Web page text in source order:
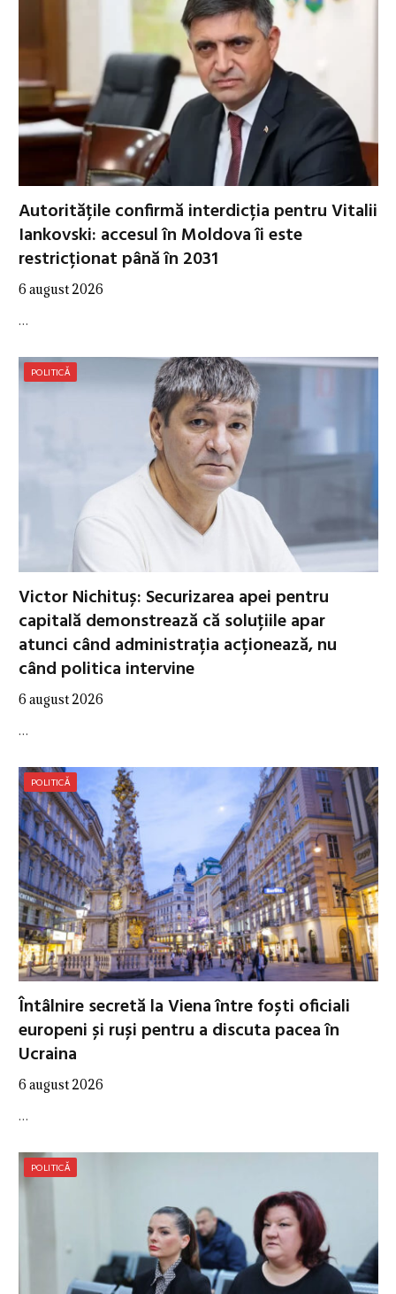
Autoritățile confirmă interdicția pentru Vitalii
Iankovski: accesul în Moldova îi este
restricționat până în 2031
6 august 2026
…
POLITICĂ
Victor Nichituș: Securizarea apei pentru
capitală demonstrează că soluțiile apar
atunci când administrația acționează, nu
când politica intervine
6 august 2026
…
POLITICĂ
Întâlnire secretă la Viena între foști oficiali
europeni și ruși pentru a discuta pacea în
Ucraina
6 august 2026
…
POLITICĂ